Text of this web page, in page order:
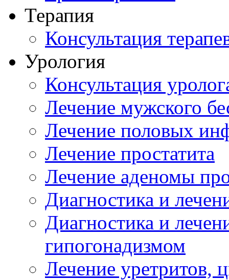
Терапия
Консультация
Урология
Консультация
Лечение мужского
Лечение половых
Лечение простатита
Лечение аденомы
Диагностика и
Диагностика и
гипогонадизмом
Лечение уретритов,